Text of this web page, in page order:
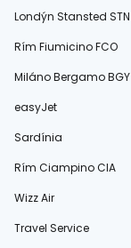
Londýn Stansted STN
Rím Fiumicino FCO
Miláno Bergamo BGY
easyJet
Sardínia
Rím Ciampino CIA
Wizz Air
Travel Service